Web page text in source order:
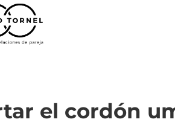
el cordón